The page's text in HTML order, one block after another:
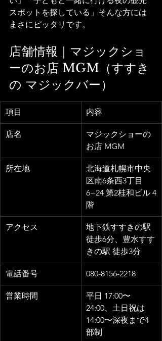
スポットを探している」そんな方には
まさにピッタリです。
店舗情報｜マジックショ
ーのお店 MGM（すすき
の マジックバー）
項目 内容
店名
マジックショーの
お店 MGM
所在地
北海道札幌市中央
区南6条西3丁目
6−24 第2桂和ビル 4
階
アクセス
地下鉄すすきの駅
徒歩6分、豊水すす
きの駅 徒歩3分
電話番号 080-8156-2218
営業時間
平日 17:00〜
24:00、土日祝は
14:00〜深夜まで4
部制